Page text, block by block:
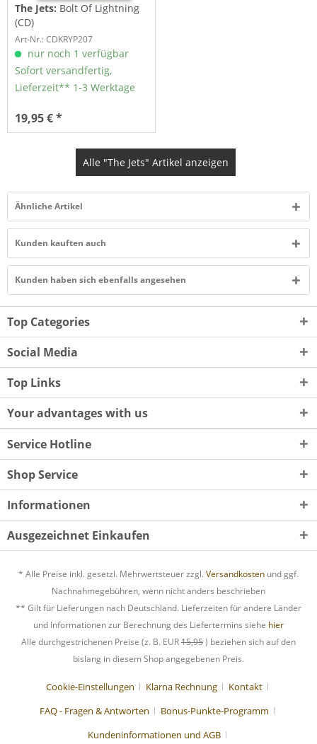
The Jets: Bolt Of Lightning
(CD)
Art-Nr.: CDKRYP207
nur noch 1 verfügbar
Sofort versandfertig,
Lieferzeit** 1-3 Werktage
19,95 € *
Alle "The Jets" Artikel anzeigen
Ähnliche Artikel
Kunden kauften auch
Kunden haben sich ebenfalls angesehen
Top Categories
Social Media
Top Links
Your advantages with us
Service Hotline
Shop Service
Informationen
Ausgezeichnet Einkaufen
* Alle Preise inkl. gesetzl. Mehrwertsteuer zzgl. Versandkosten und ggf.
Nachnahmegebühren, wenn nicht anders beschrieben
** Gilt für Lieferungen nach Deutschland. Lieferzeiten für andere Länder
und Informationen zur Berechnung des Liefertermins siehe hier
Alle durchgestrichenen Preise (z. B. EUR15,95) beziehen sich auf den
bislang in diesem Shop angegebenen Preis.
Cookie-Einstellungen Klarna Rechnung
Kontakt
FAQ - Fragen & Antworten
Bonus-Punkte-Programm
Kundeninformationen und AGB